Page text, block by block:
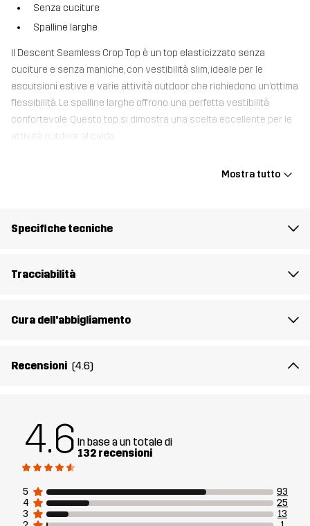
Senza cuciture
Spalline larghe
Il Descent Seamless Crop Top è un top elasticizzato senza
cuciture e senza maniche, con vestibilità slim, ideale per le
escursioni estive e varie attività outdoor che richiedono un’ottima
flessibilità. Le spalline larghe offrono una perfetta vestibilità
confortevole. Questo top si dimostra una scelta eccellente per le
attività outdoor al caldo.
Numero di
Mostra tutto
Specifiche tecniche
Tracciabilità
Cura dell'abbigliamento
Recensioni (4.6)
4.6 In base a un totale di
132 recensioni
5
93
4
25
3
13